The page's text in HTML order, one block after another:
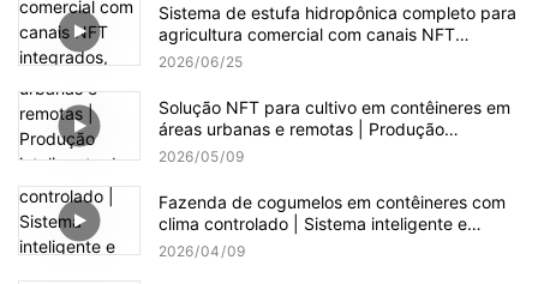
Sistema de estufa hidropônica completo para
agricultura comercial com canais NFT
integrados, torres verticais e controle
2026 06 25
Solução NFT para cultivo em contêineres em
áreas urbanas e remotas | Produção
inteligente de hortaliças folhosas e ervas em
2026 05 09
Fazenda de cogumelos em contêineres com
clima controlado | Sistema inteligente e
pronto para uso para cultivo de cogumelos
2026 04 09